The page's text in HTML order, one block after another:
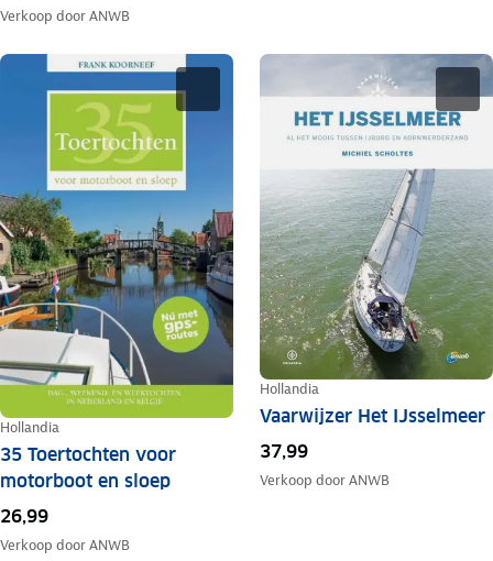
Verkoop doorANWB
Hollandia
35 Toertochten voor
motorboot en sloep
26,99
Verkoop doorANWB
Hollandia
Vaarwijzer Het IJsselmeer
37,99
Verkoop doorANWB